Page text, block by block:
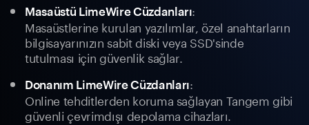
Masaüstü LimeWire Cüzdanları:
Masaüstlerine kurulan yazılımlar, özel anahtarların
bilgisayarınızın sabit diski veya SSD'sinde
tutulması için güvenlik sağlar.
Donanım LimeWire Cüzdanları:
Online tehditlerden koruma sağlayan Tangem gibi
güvenli çevrimdışı depolama cihazları.